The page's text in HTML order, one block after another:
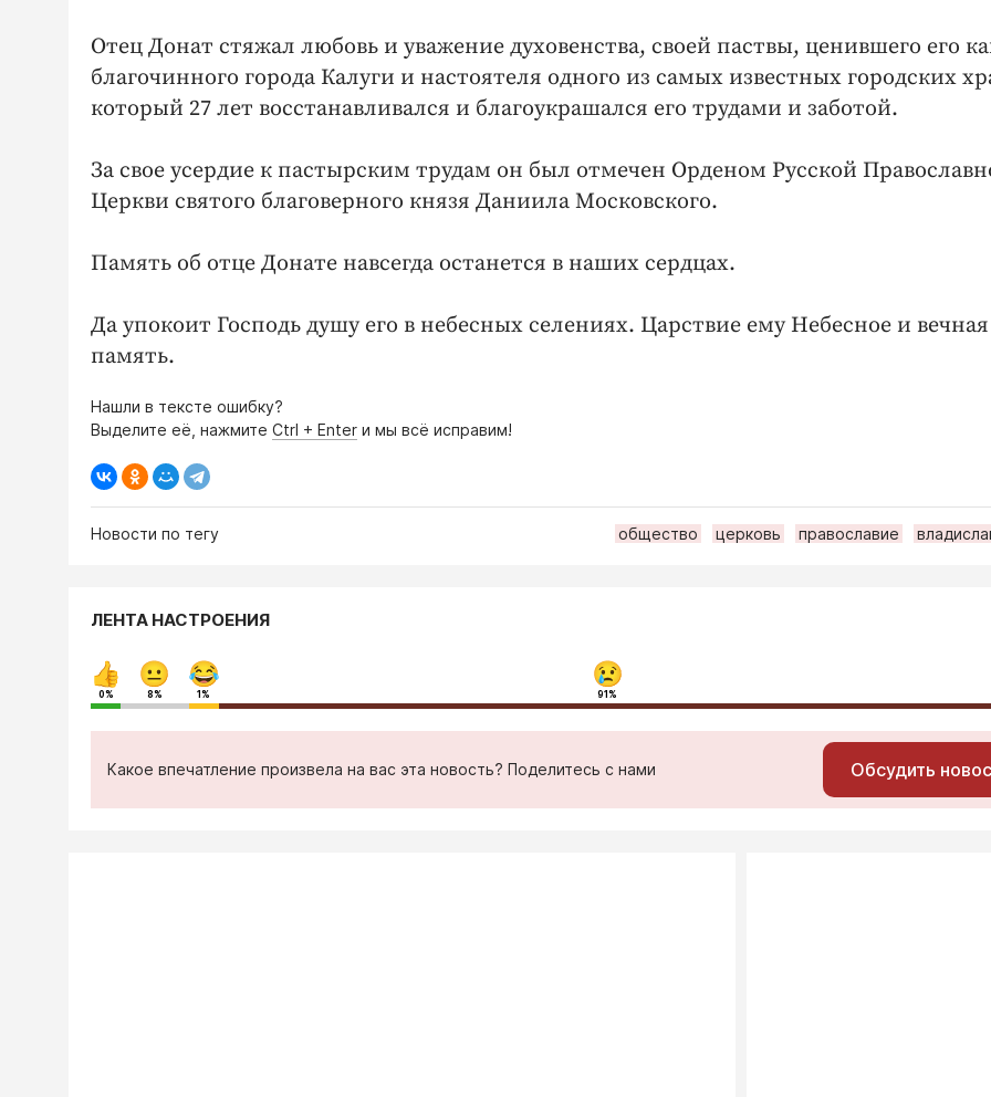
Отец Донат стяжал любовь и уважение духовенства, своей паствы, ценившего его
благочинного города Калуги и настоятеля одного из самых известных городских
который 27 лет восстанавливался и благоукрашался его трудами и заботой.
За свое усердие к пастырским трудам он был отмечен Орденом Русской
Церкви святого благоверного князя Даниила Московского.
Память об отце Донате навсегда останется в наших сердцах.
Да упокоит Господь душу его в небесных селениях. Царствие ему Небесное и вечная
память.
Нашли в тексте ошибку?
Выделите её, нажмите Ctrl + Enter и мы всё исправим!
Новости по тегу общество церковь православие
ЛЕНТА НАСТРОЕНИЯ
0% 8% 1% 91%
Какое впечатление произвела на вас эта новость? Поделитесь с нами Обсудить